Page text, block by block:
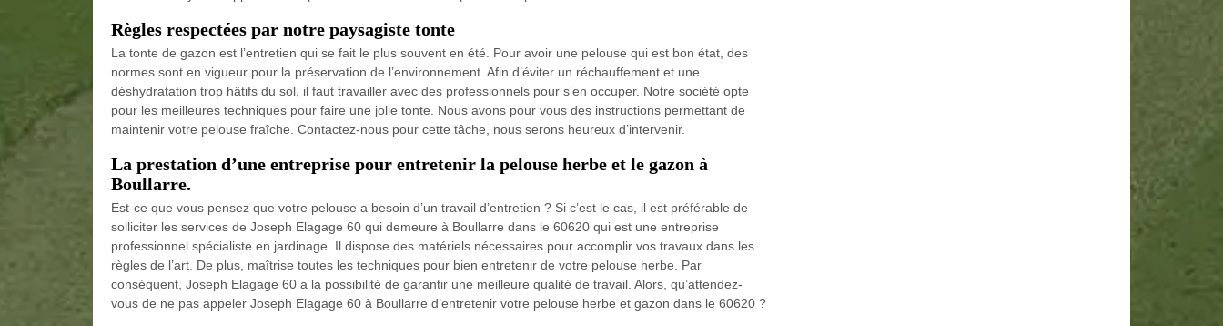
Règles respectées par notre paysagiste tonte
La tonte de gazon est l’entretien qui se fait le plus souvent en été. Pour avoir une pelouse qui est bon état, des
normes sont en vigueur pour la préservation de l’environnement. Afin d’éviter un réchauffement et une
déshydratation trop hâtifs du sol, il faut travailler avec des professionnels pour s’en occuper. Notre société opte
pour les meilleures techniques pour faire une jolie tonte. Nous avons pour vous des instructions permettant de
maintenir votre pelouse fraîche. Contactez-nous pour cette tâche, nous serons heureux d’intervenir.
La prestation d’une entreprise pour entretenir la pelouse herbe et le gazon à
Boullarre.
Est-ce que vous pensez que votre pelouse a besoin d’un travail d’entretien ? Si c’est le cas, il est préférable de
solliciter les services de Joseph Elagage 60 qui demeure à Boullarre dans le 60620 qui est une entreprise
professionnel spécialiste en jardinage. Il dispose des matériels nécessaires pour accomplir vos travaux dans les
règles de l’art. De plus, maîtrise toutes les techniques pour bien entretenir de votre pelouse herbe. Par
conséquent, Joseph Elagage 60 a la possibilité de garantir une meilleure qualité de travail. Alors, qu’attendez-
vous de ne pas appeler Joseph Elagage 60 à Boullarre d’entretenir votre pelouse herbe et gazon dans le 60620 ?